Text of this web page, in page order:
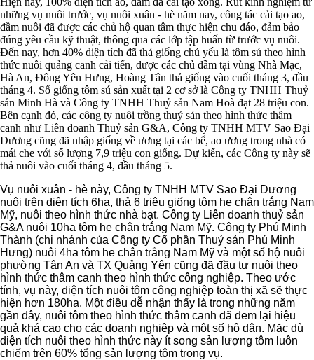
những vụ nuôi trước, vụ nuôi xuân - hè năm nay, công tác cải tạo ao,
đầm nuôi đã được các chủ hộ quan tâm thực hiện chu đáo, đảm bảo
đúng yêu cầu kỹ thuật, thông qua các lớp tập huấn từ trước vụ nuôi.
Đến nay, hơn 40% diện tích đã thả giống chủ yếu là tôm sú theo hình
thức nuôi quảng canh cải tiến, được các chủ đầm tại vùng Nhà Mạc,
Hà An, Đông Yên Hưng, Hoàng Tân thả giống vào cuối tháng 3, đầu
tháng 4. Số giống tôm sú sản xuất tại 2 cơ sở là Công ty TNHH Thuỷ
sản Minh Hà và Công ty TNHH Thuỷ sản Nam Hoà đạt 28 triệu con.
Bên cạnh đó, các công ty nuôi trồng thuỷ sản theo hình thức thâm
canh như Liên doanh Thuỷ sản G&A, Công ty TNHH MTV Sao Đại
Dương cũng đã nhập giống về ương tại các bể, ao ương trong nhà có
mái che với số lượng 7,9 triệu con giống. Dự kiến, các Công ty này sẽ
thả nuôi vào cuối tháng 4, đầu tháng 5.
Vụ nuôi xuân - hè này, Công ty TNHH MTV Sao Đại Dương
nuôi trên diện tích 6ha, thả 6 triệu giống tôm he chân trắng Nam
Mỹ, nuôi theo hình thức nhà bạt. Công ty Liên doanh thuỷ sản
G&A nuôi 10ha tôm he chân trắng Nam Mỹ. Công ty Phú Minh
Thành (chi nhánh của Công ty Cổ phần Thuỷ sản Phú Minh
Hưng) nuôi 4ha tôm he chân trắng Nam Mỹ và một số hộ nuôi
phường Tân An và TX Quảng Yên cũng đã đầu tư nuôi theo
hình thức thâm canh theo hình thức công nghiệp. Theo ước
tính, vụ này, diện tích nuôi tôm công nghiệp toàn thị xã sẽ thực
hiện hơn 180ha. Một điều dễ nhận thấy là trong những năm
gần đây, nuôi tôm theo hình thức thâm canh đã đem lại hiệu
quả khá cao cho các doanh nghiệp và một số hộ dân. Mặc dù
diện tích nuôi theo hình thức này ít song sản lượng tôm luôn
chiếm trên 60% tổng sản lượng tôm trong vụ.